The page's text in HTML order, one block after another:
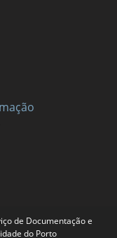
de Documentação e
do Porto